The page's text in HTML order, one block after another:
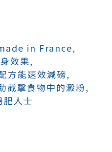
in France,
效果,
方能速效減磅,
截擊食物中的澱粉,
人士